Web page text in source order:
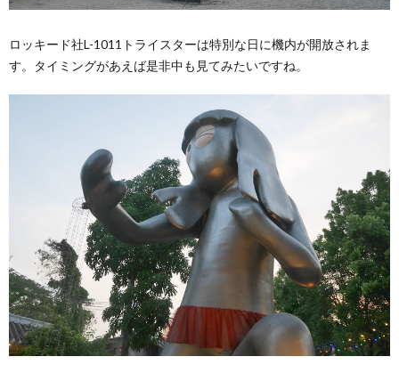
ロッキード社L-1011トライスターは特別な日に機内が開放されま
す。タイミングがあえば是非中も見てみたいですね。